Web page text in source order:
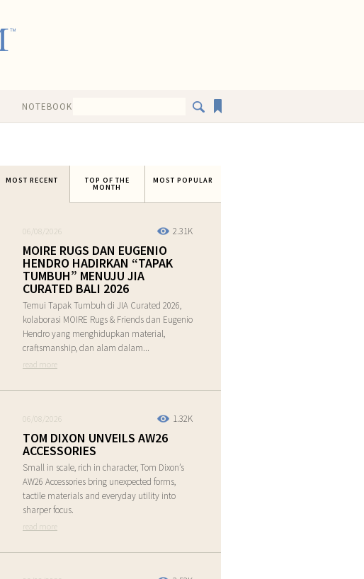
NOTEBOOK
MOST RECENT TOP OF THE
MONTH
MOST POPULAR
2.31K
06/08/2026
MOIRE RUGS DAN EUGENIO
HENDRO HADIRKAN “TAPAK
TUMBUH” MENUJU JIA
CURATED BALI 2026
Temui Tapak Tumbuh di JIA Curated 2026,
kolaborasi MOIRE Rugs & Friends dan Eugenio
Hendro yang menghidupkan material,
craftsmanship, dan alam dalam...
read more
1.32K
06/08/2026
TOM DIXON UNVEILS AW26
ACCESSORIES
Small in scale, rich in character, Tom Dixon’s
AW26 Accessories bring unexpected forms,
tactile materials and everyday utility into
sharper focus.
read more